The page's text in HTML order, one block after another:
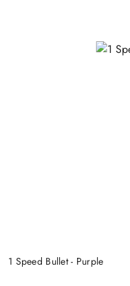
1 Speed Bullet - Purple